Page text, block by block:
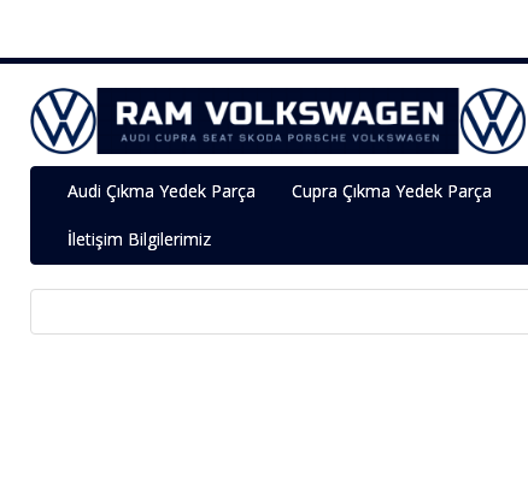
Audi Çıkma Yedek Parça Cupra Çıkma Yedek Parça
İletişim Bilgilerimiz